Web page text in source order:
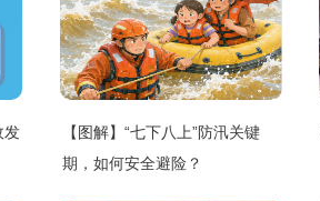
发
【图解】“七下八上”防汛关键
期，如何安全避险？